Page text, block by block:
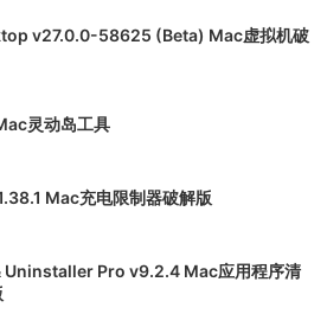
v27.0.0-58625 (Beta) Mac虚拟机破
灵动岛工具
Mac充电限制器破解版
Uninstaller Pro v9.2.4 Mac应用程序清